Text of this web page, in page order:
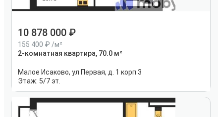
10 878 000
155 400
/м²
2-комнатная квартира, 70.0 м²
Малое Исаково, ул Первая, д. 1 корп 3
Этаж: 5/7 эт.